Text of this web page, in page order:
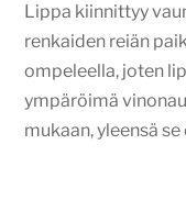
Lippa kiinnittyy
renkaiden reiän
ompeleella, joten
ympäröimä
mukaan, yleensä